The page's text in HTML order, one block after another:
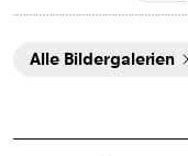
Alle Bildergalerien